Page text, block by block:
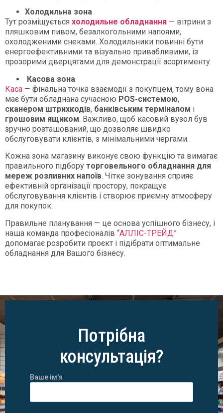
Холодильна зона
Тут розміщується холодильне обладнання — вітрини з
пляшковим пивом, безалкогольними напоями,
охолодженими снеками. Холодильники повинні бути
енергоефективними та візуально привабливими, із
прозорими дверцятами для демонстрації асортименту.
Касова зона
Каса — фінальна точка взаємодії з покупцем, тому вона
має бути обладнана сучасною POS-системою,
сканером штрихкодів, банківським терміналом і
грошовим ящиком. Важливо, щоб касовий вузол був
зручно розташований, що дозволяє швидко
обслуговувати клієнтів, з мінімальними чергами.
Кожна зона магазину виконує свою функцію та вимагає
правильного підбору торговельного обладнання для
мереж розливних напоїв. Чітке зонування сприяє
ефективній організації простору, покращує
обслуговування клієнтів і створює приємну атмосферу
для покупок.
Правильне планування — це основа успішного бізнесу, і
наша команда професіоналів “АЛЛІС-ТРЕЙД”
допомагає розробити проєкт і підібрати оптимальне
обладнання для Вашого бізнесу.
Потрібна
консультація?
Ваше ім'я